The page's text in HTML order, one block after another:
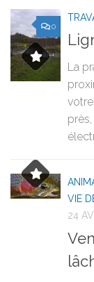
0
La
VIE
24